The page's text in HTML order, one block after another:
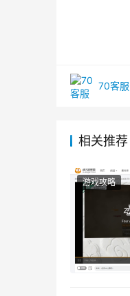
好地把握市
70客服